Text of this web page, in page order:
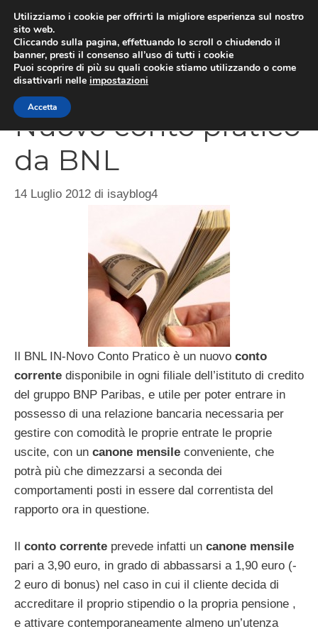
contenuto
Nuovo conto pratico
da BNL
14 Luglio 2012 di isayblog4
Il BNL IN-Novo Conto Pratico è un nuovo conto
corrente disponibile in ogni filiale dell’istituto di credito
del gruppo BNP Paribas, e utile per poter entrare in
possesso di una relazione bancaria necessaria per
gestire con comodità le proprie entrate le proprie
uscite, con un canone mensile conveniente, che
potrà più che dimezzarsi a seconda dei
comportamenti posti in essere dal correntista del
rapporto ora in questione.
conto corrente prevede infatti un canone mensile
pari a 3,90 euro, in grado di abbassarsi a 1,90 euro (-
2 euro di bonus) nel caso in cui il cliente decida di
accreditare il proprio stipendio o la propria pensione ,
e attivare contemporaneamente almeno un’utenza
Utilizziamo i cookie per offrirti la migliore esperienza sul nostro
sito web.
Cliccando sulla pagina, effettuando lo scroll o chiudendo il
banner, presti il consenso all’uso di tutti i cookie
Puoi scoprire di più su quali cookie stiamo utilizzando o come
disattivarli nelle impostazioni
Accetta